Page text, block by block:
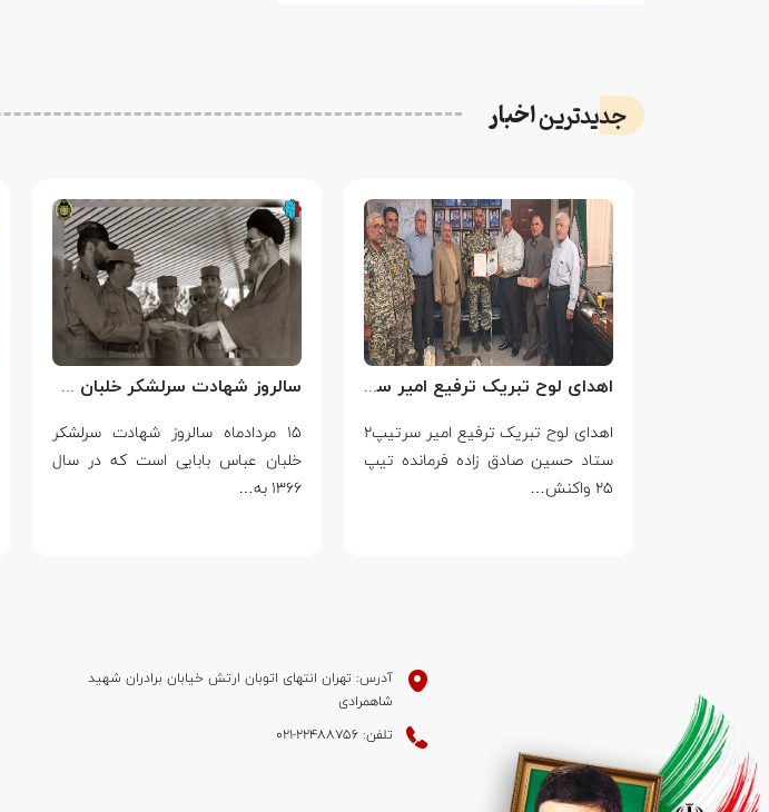
جدیدتریناخبار
اهدای لوح تبریک ترفیع امیر سرتیپ۲ ستاد حسین صادق زاده فرمانده تیپ ۲۵ واکنش سریع شهید آبگون نزاجا مستقر در تبریز
اهدای لوح تبریک ترفیع امیر سرتیپ۲
ستاد حسین صادق زاده فرمانده تیپ
۲۵ واکنش…
سالروز شهادت سرلشکر خلبان عباس بابایی
۱۵ مردادماه سالروز شهادت سرلشکر
خلبان عباس بابایی است که در سال
۱۳۶۶ به…
آدرس: تهران انتهای اتوبان ارتش خیابان برادران شهید
شاهمرادی
تلفن: 22488756-021